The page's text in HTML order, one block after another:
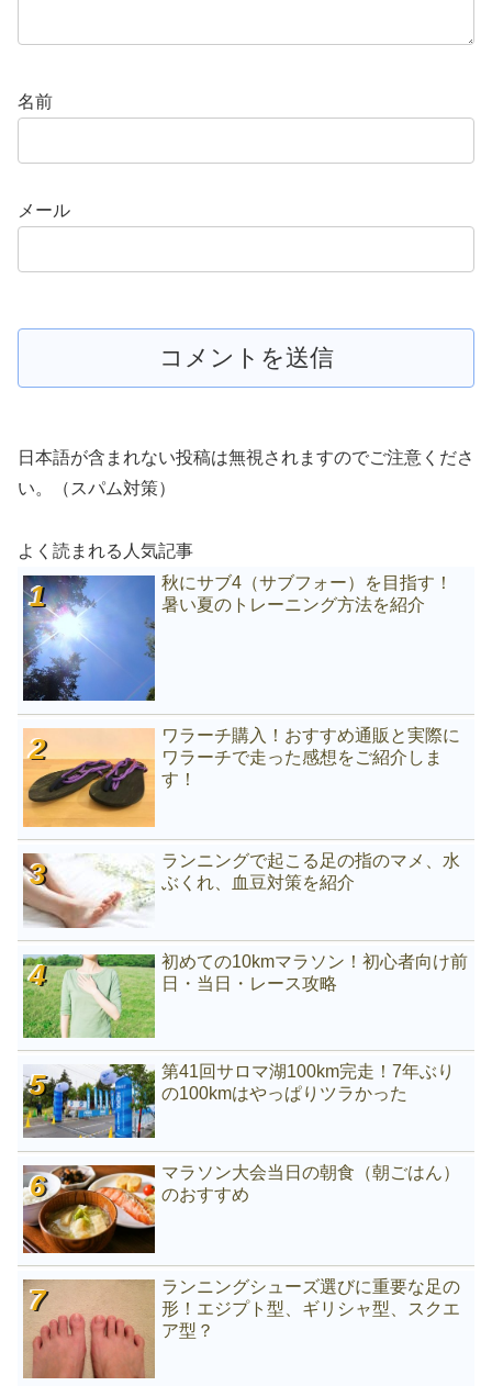
名前
メール
日本語が含まれない投稿は無視されますのでご注意くださ
い。（スパム対策）
よく読まれる人気記事
秋にサブ4（サブフォー）を目指す！
暑い夏のトレーニング方法を紹介
ワラーチ購入！おすすめ通販と実際に
ワラーチで走った感想をご紹介しま
す！
ランニングで起こる足の指のマメ、水
ぶくれ、血豆対策を紹介
初めての10kmマラソン！初心者向け前
日・当日・レース攻略
第41回サロマ湖100km完走！7年ぶり
の100kmはやっぱりツラかった
マラソン大会当日の朝食（朝ごはん）
のおすすめ
ランニングシューズ選びに重要な足の
形！エジプト型、ギリシャ型、スクエ
ア型？